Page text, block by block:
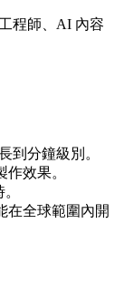
程師、AI 內容
到分鐘級別。
作效果。
在全球範圍內開